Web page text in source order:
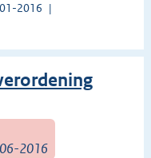
2016
2016